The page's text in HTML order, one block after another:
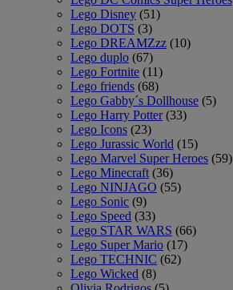
Lego Disney (51)
Lego DOTS (3)
Lego DREAMZzz (10)
Lego duplo (67)
Lego Fortnite (11)
Lego friends (68)
Lego Gabby´s Dollhouse (5)
Lego Harry Potter (33)
Lego Icons (23)
Lego Jurassic World (15)
Lego Marvel Super Heroes (59)
Lego Minecraft (36)
Lego NINJAGO (55)
Lego Sonic (9)
Lego Speed (33)
Lego STAR WARS (66)
Lego Super Mario (17)
Lego TECHNIC (62)
Lego Wicked (8)